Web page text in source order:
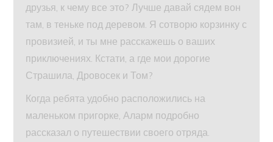
друзья, к чему все это? Лучше давай сядем вон
там, в теньке под деревом. Я сотворю корзинку с
провизией, и ты мне расскажешь о ваших
приключениях. Кстати, а где мои дорогие
Страшила, Дровосек и Том?
Когда ребята удобно расположились на
маленьком пригорке, Аларм подробно
рассказал о путешествии своего отряда.